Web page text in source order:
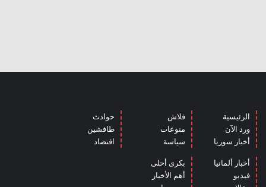
الرئيسية
ورد الآن
أخبار سوريا
فلاش
منوعات
سياسة
حوادث
طافشين
اقتصاد
أخبار ألمانيا
فيديو
بكرى أحلى
أهم الأخبار